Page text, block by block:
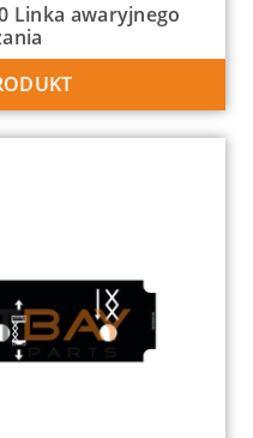
Linka awaryjnego